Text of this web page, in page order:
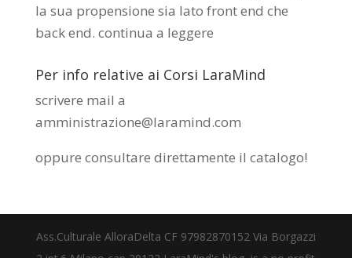
la sua propensione sia lato front end che
back end. continua a leggere
Per info relative ai Corsi LaraMind
scrivere mail a
amministrazione@laramind.com
oppure consultare direttamente il catalogo!
Ass.Culturale AlloraDelta CF 97982870152 Via Borgazzi